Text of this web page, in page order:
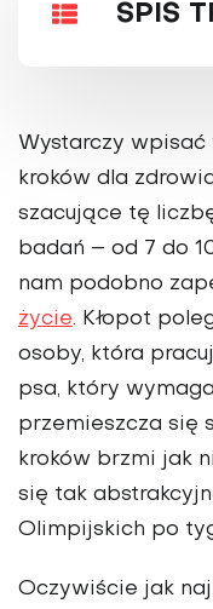
SPIS
Wystarczy wpisać
kroków dla
szacujące tę
badań – od 7 do
nam podobno
życie. Kłopot
osoby, która
psa, który
przemieszcza się
kroków brzmi jak
się tak
Olimpijskich po
Oczywiście jak